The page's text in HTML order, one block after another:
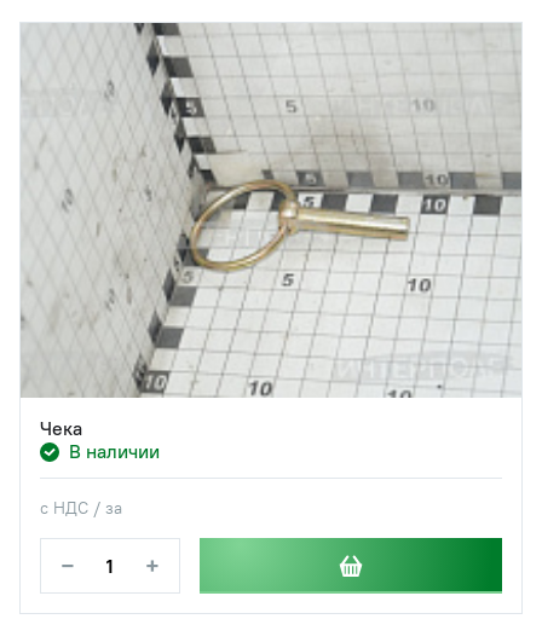
Чека
В наличии
с НДС / за
− +